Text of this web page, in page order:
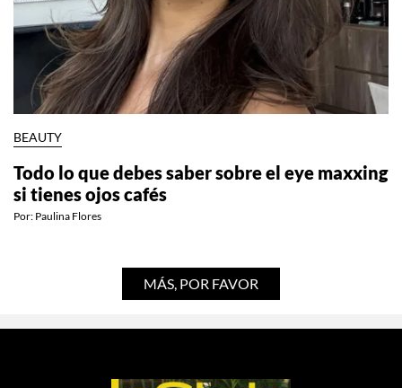
BEAUTY
Todo lo que debes saber sobre el eye maxxing
si tienes ojos cafés
Por: Paulina Flores
MÁS, POR FAVOR